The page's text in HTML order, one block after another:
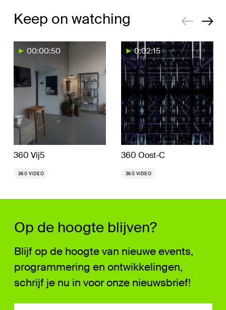
Keep on watching
00:00:50
360 Vij5
360 VIDEO
0:02:15
360 Oost-C
360 VIDEO
Op de hoogte blijven?
Blijf op de hoogte van nieuwe events,
programmering en ontwikkelingen,
schrijf je nu in voor onze nieuwsbrief!